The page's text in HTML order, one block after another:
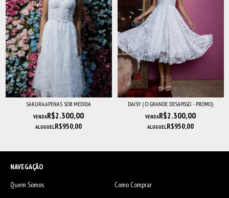
SAKURA.APENAS SOB MEDIDA
VENDAR$2.300,00
ALUGUELR$950,00
DAISY ( O GRANDE DESAPEGO - PROMO)
VENDAR$2.300,00
ALUGUELR$950,00
NAVEGAÇÃO
Quem Somos
Como Comprar